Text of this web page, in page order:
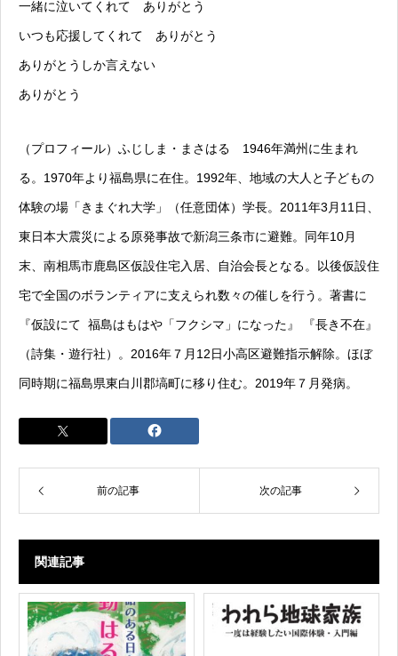
一緒に泣いてくれて ありがとう
いつも応援してくれて ありがとう
ありがとうしか言えない
ありがとう
（プロフィール）ふじしま・まさはる 1946年満州に生まれ
る。1970年より福島県に在住。1992年、地域の大人と子どもの
体験の場「きまぐれ大学」（任意団体）学長。2011年3月11日、
東日本大震災による原発事故で新潟三条市に避難。同年10月
末、南相馬市鹿島区仮設住宅入居、自治会長となる。以後仮設住
宅で全国のボランティアに支えられ数々の催しを行う。著書に
『仮設にて 福島はもはや「フクシマ」になった』 『長き不在』
（詩集・遊行社）。2016年７月12日小高区避難指示解除。ほぼ
同時期に福島県東白川郡塙町に移り住む。2019年７月発病。
前の記事 次の記事
関連記事